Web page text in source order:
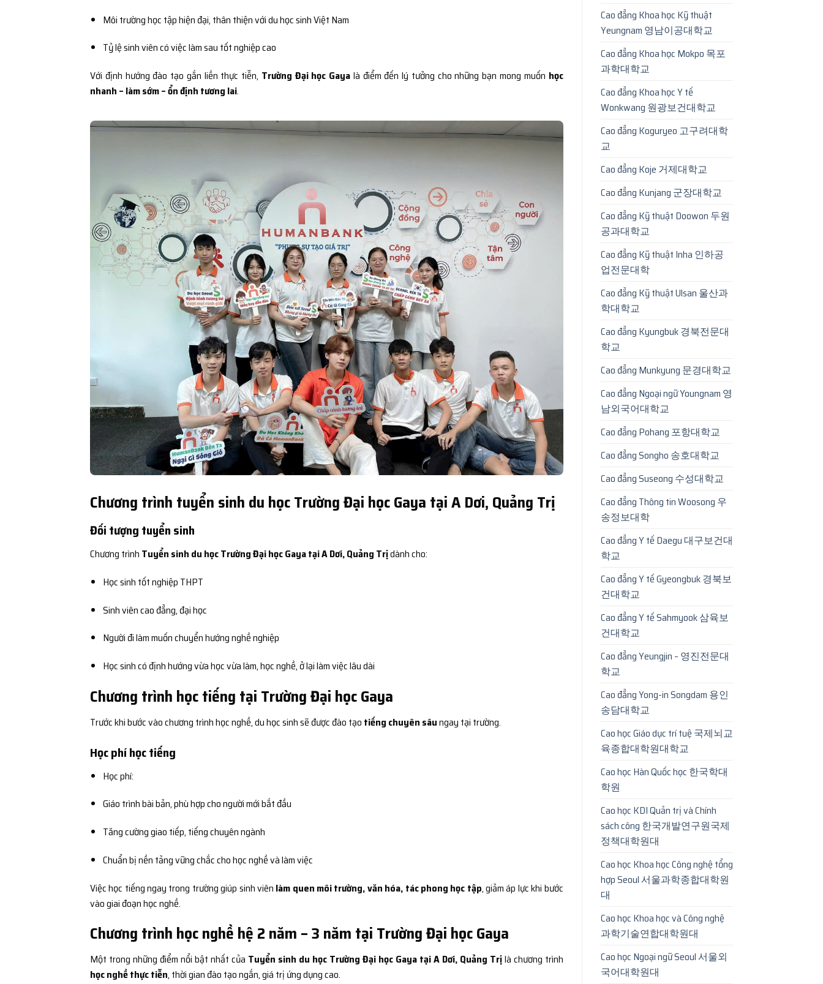
Môi trường học tập hiện đại, thân thiện với du học sinh Việt Nam
Tỷ lệ sinh viên có việc làm sau tốt nghiệp cao
Với định hướng đào tạo gắn liền thực tiễn, Trường Đại học Gaya là điểm đến lý tưởng cho những bạn mong muốn học
nhanh – làm sớm – ổn định tương lai.
Chương trình tuyển sinh du học Trường Đại học Gaya tại A Dơi, Quảng Trị
Đối tượng tuyển sinh
Chương trình Tuyển sinh du học Trường Đại học Gaya tại A Dơi, Quảng Trịdành cho:
Học sinh tốt nghiệp THPT
Sinh viên cao đẳng, đại học
Người đi làm muốn chuyển hướng nghề nghiệp
Học sinh có định hướng vừa học vừa làm, học nghề, ở lại làm việc lâu dài
Chương trình học tiếng tại Trường Đại học Gaya
Trước khi bước vào chương trình học nghề, du học sinh sẽ được đào tạo tiếng chuyên sâungay tại trường.
Học phí học tiếng
Học phí:
Giáo trình bài bản, phù hợp cho người mới bắt đầu
Tăng cường giao tiếp, tiếng chuyên ngành
Chuẩn bị nền tảng vững chắc cho học nghề và làm việc
Việc học tiếng ngay trong trường giúp sinh viên làm quen môi trường, văn hóa, tác phong học tập, giảm áp lực khi bước
vào giai đoạn học nghề.
Chương trình học nghề hệ 2 năm – 3 năm tại Trường Đại học Gaya
Một trong những điểm nổi bật nhất của Tuyển sinh du học Trường Đại học Gaya tại A Dơi, Quảng Trịlà chương trình
học nghề thực tiễn, thời gian đào tạo ngắn, giá trị ứng dụng cao.
Cao đẳng Khoa học Kỹ thuật
Yeungnam 영남이공대학교
Cao đẳng Khoa học Mokpo 목포
과학대학교
Cao đẳng Khoa học Y tế
Wonkwang 원광보건대학교
Cao đẳng Koguryeo 고구려대학
교
Cao đẳng Koje 거제대학교
Cao đẳng Kunjang 군장대학교
Cao đẳng Kỹ thuật Doowon 두원
공과대학교
Cao đẳng Kỹ thuật Inha 인하공
업전문대학
Cao đẳng Kỹ thuật Ulsan 울산과
학대학교
Cao đẳng Kyungbuk 경북전문대
학교
Cao đẳng Munkyung 문경대학교
Cao đẳng Ngoại ngữ Youngnam 영
남외국어대학교
Cao đẳng Pohang 포항대학교
Cao đẳng Songho 송호대학교
Cao đẳng Suseong 수성대학교
Cao đẳng Thông tin Woosong 우
송정보대학
Cao đẳng Y tế Daegu 대구보건대
학교
Cao đẳng Y tế Gyeongbuk 경북보
건대학교
Cao đẳng Y tế Sahmyook 삼육보
건대학교
Cao đẳng Yeungjin – 영진전문대
학교
Cao đẳng Yong-in Songdam 용인
송담대학교
Cao học Giáo dục trí tuệ 국제뇌교
육종합대학원대학교
Cao học Hàn Quốc học 한국학대
학원
Cao học KDI Quản trị và Chính
sách công 한국개발연구원국제
정책대학원대
Cao học Khoa học Công nghệ tổng
hợp Seoul 서울과학종합대학원
대
Cao học Khoa học và Công nghệ
과학기술연합대학원대
Cao học Ngoại ngữ Seoul 서울외
국어대학원대